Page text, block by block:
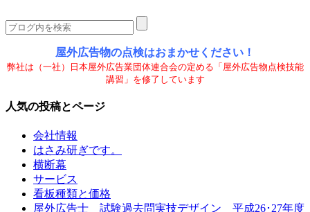
屋外広告物の点検はおまかせください！
弊社は（一社）日本屋外広告業団体連合会の定める「屋外広告物点検技能
講習」を修了しています
人気の投稿とページ
会社情報
はさみ研ぎです。
横断幕
サービス
看板種類と価格
屋外広告士 試験過去問実技デザイン 平成26･27年度